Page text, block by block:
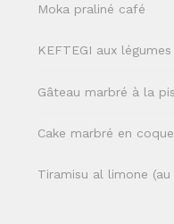
Moka praliné café
KEFTEGI aux
Gâteau marbré à la
Cake marbré en
Tiramisu al limone